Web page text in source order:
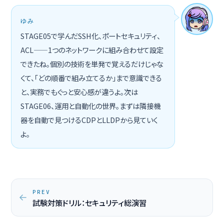
ゆみ
STAGE05で学んだSSH化、ポートセキュリティ、
ACL——1つのネットワークに組み合わせて設定
できたね。個別の技術を単発で覚えるだけじゃな
くて、「どの順番で組み立てるか」まで意識できる
と、実務でもぐっと安心感が違うよ。次は
STAGE06、運用と自動化の世界。まずは隣接機
器を自動で見つけるCDPとLLDPから見ていく
よ。
PREV
試験対策ドリル：セキュリティ総演習